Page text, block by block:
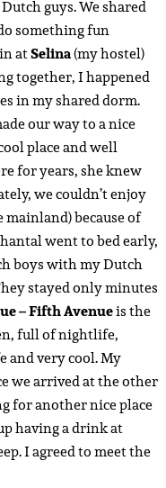
guys. We shared
something fun
atSelina(my hostel)
together, I happened
in my shared dorm.
our way to a nice
place and well
for years, she knew
we couldn’t enjoy
because of
went to bed early,
boys with my Dutch
stayed only minutes
– Fifth Avenueis the
full of nightlife,
and very cool. My
we arrived at the other
for another nice place
having a drink at
I agreed to meet the